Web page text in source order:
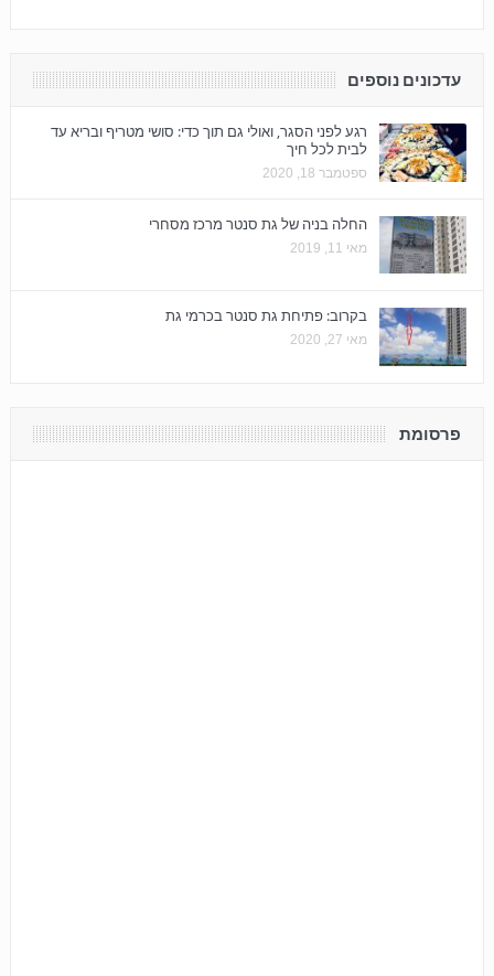
עדכונים נוספים
רגע לפני הסגר, ואולי גם תוך כדי: סושי מטריף ובריא עד
לבית לכל חיך
ספטמבר 18, 2020
החלה בניה של גת סנטר מרכז מסחרי
מאי 11, 2019
בקרוב: פתיחת גת סנטר בכרמי גת
מאי 27, 2020
פרסומת